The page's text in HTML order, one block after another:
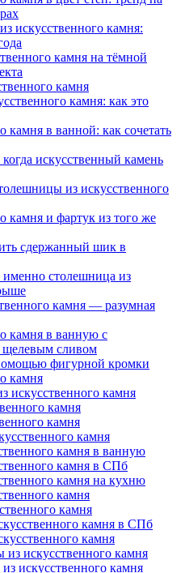
искусственного камня:
камня на тёмной
камня
камня: как это
камня в ванной: как сочетать
искусственный камень
из искусственного
камня и фартук из того же
сдержанный шик в
столешница из
камня — разумная
камня в ванную с
щелевым сливом
фигурной кромки
камня
искусственного камня
камня
камня
камня
камня в ванную
камня в СПб
камня на кухню
камня
камня
камня в СПб
камня
искусственного камня
искусственного камня